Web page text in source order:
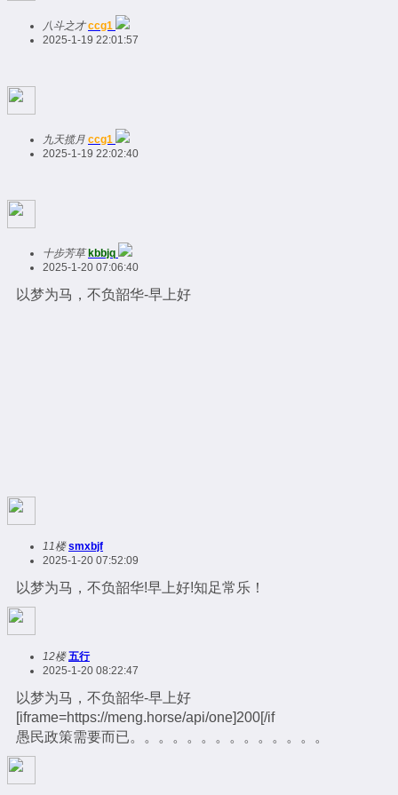
八斗之才 ccg1
2025-1-19 22:01:57
九天揽月 ccg1
2025-1-19 22:02:40
十步芳草 kbbjq
2025-1-20 07:06:40
以梦为马，不负韶华-早上好
11楼 smxbjf
2025-1-20 07:52:09
以梦为马，不负韶华!早上好!知足常乐！
12楼 五行
2025-1-20 08:22:47
以梦为马，不负韶华-早上好
[iframe=https://meng.horse/api/one]200[/if
愚民政策需要而已。。。。。。。。。。。。。。